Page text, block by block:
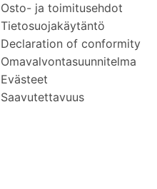
Osto- ja toimitusehdot
Tietosuojakäytäntö
Declaration of conformity
Omavalvontasuunnitelma
Evästeet
Saavutettavuus